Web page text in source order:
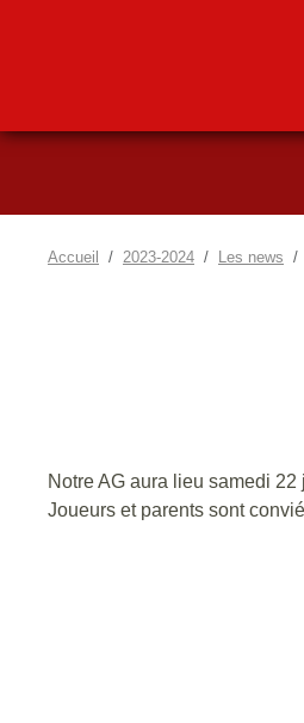
Accueil 2023-2024 Les news
Notre AG aura lieu samedi
Joueurs et parents sont